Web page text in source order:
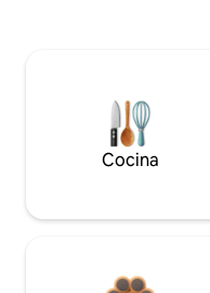
Cocina